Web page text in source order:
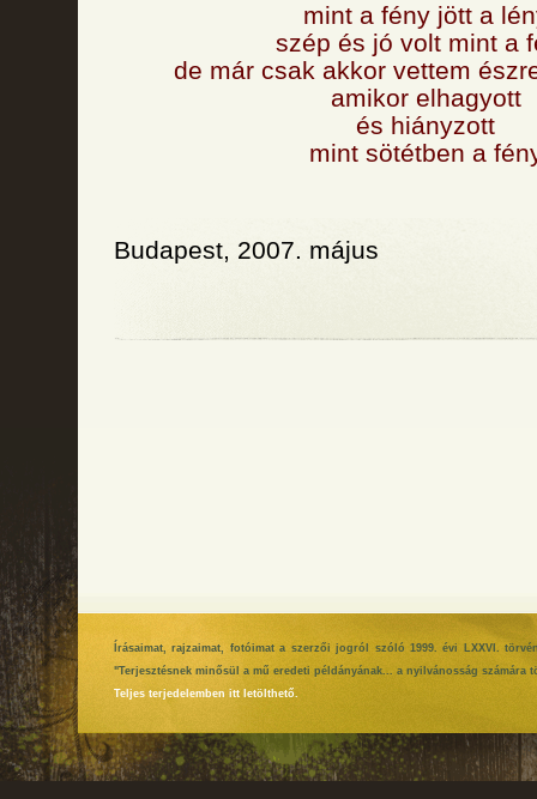
mint a fény jött a
szép és jó volt mint a
de már csak akkor vettem
amikor elhagyott
és hiányzott
mint sötétben a
Budapest, 2007. május
Írásaimat, rajzaimat, fotóimat a szerzői jogról szóló 1999. évi LXXVI.
"Terjesztésnek minősül a mű eredeti példányának... a nyilvánosság
Teljes terjedelemben itt letölthető.